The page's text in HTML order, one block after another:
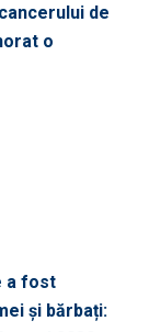
de
o
a fost
și bărbați: